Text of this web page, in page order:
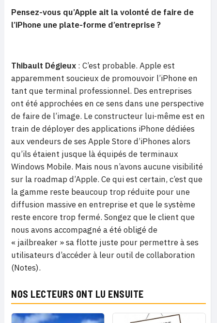
Pensez-vous qu’Apple ait la volonté de faire de
l’iPhone une plate-forme d’entreprise ?
Thibault Dégieux : C’est probable. Apple est
apparemment soucieux de promouvoir l’iPhone en
tant que terminal professionnel. Des entreprises
ont été approchées en ce sens dans une perspective
de faire de l’image. Le constructeur lui-même est en
train de déployer des applications iPhone dédiées
aux vendeurs de ses Apple Store d’iPhones alors
qu’ils étaient jusque là équipés de terminaux
Windows Mobile. Mais nous n’avons aucune visibilité
sur la roadmap d’Apple. Ce qui est certain, c’est que
la gamme reste beaucoup trop réduite pour une
diffusion massive en entreprise et que le système
reste encore trop fermé. Songez que le client que
nous avons accompagné a été obligé de
« jailbreaker » sa flotte juste pour permettre à ses
utilisateurs d’accéder à leur outil de collaboration
(Notes).
NOS LECTEURS ONT LU ENSUITE